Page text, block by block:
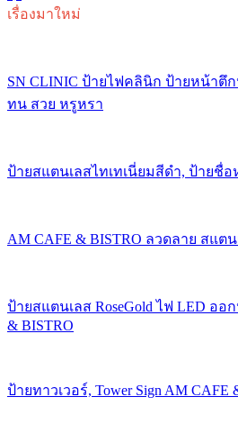
เรื่องมาใหม่
SN CLINIC ป้ายไฟคลินิก ป้ายหน้า
ทน สวย หรูหรา
ป้ายสแตนเลสไทเทเนี่ยมสีดำ, ป้ายชื่
AM CAFE & BISTRO ลวดลาย สแต
ป้ายสแตนเลส RoseGold ไฟ LED ออ
& BISTRO
ป้ายทาวเวอร์, Tower Sign AM CAFE